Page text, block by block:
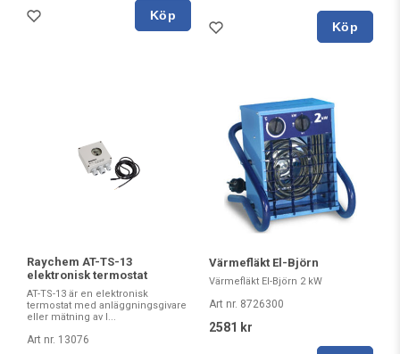
Köp
Köp
Raychem AT-TS-13
elektronisk termostat
AT-TS-13 är en elektronisk
termostat med anläggningsgivare
eller mätning av l...
Art nr. 13076
Värmefläkt El-Björn
Värmefläkt El-Björn 2 kW
Art nr. 8726300
2581 kr